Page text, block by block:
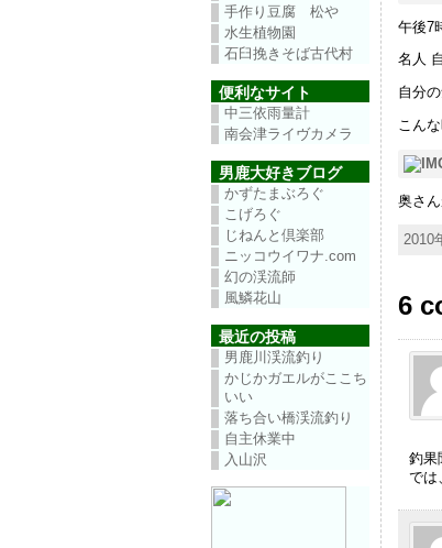
手作り豆腐 松や
水生植物園
石臼挽きそば古代村
便利なサイト
中三依雨量計
南会津ライヴカメラ
男鹿大好きブログ
かずたまぶろぐ
こげろぐ
じねんと倶楽部
ニッコウイワナ.com
幻の渓流師
風鱗花山
最近の投稿
男鹿川渓流釣り
かじかガエルがここち
いい
落ち合い橋渓流釣り
自主休業中
入山沢
午後7
名人
自分
こん
奥さ
2010
6
釣果
では